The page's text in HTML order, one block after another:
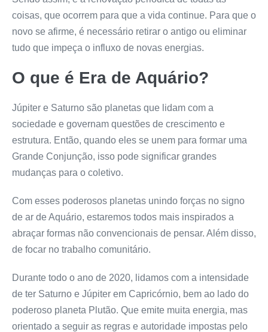
coisas, que ocorrem para que a vida continue. Para que o
novo se afirme, é necessário retirar o antigo ou eliminar
tudo que impeça o influxo de novas energias.
O que é Era de Aquário?
Júpiter e Saturno são planetas que lidam com a
sociedade e governam questões de crescimento e
estrutura. Então, quando eles se unem para formar uma
Grande Conjunção, isso pode significar grandes
mudanças para o coletivo.
Com esses poderosos planetas unindo forças no signo
de ar de Aquário, estaremos todos mais inspirados a
abraçar formas não convencionais de pensar. Além disso,
de focar no trabalho comunitário.
Durante todo o ano de 2020, lidamos com a intensidade
de ter Saturno e Júpiter em Capricórnio, bem ao lado do
poderoso planeta Plutão. Que emite muita energia, mas
orientado a seguir as regras e autoridade impostas pelo